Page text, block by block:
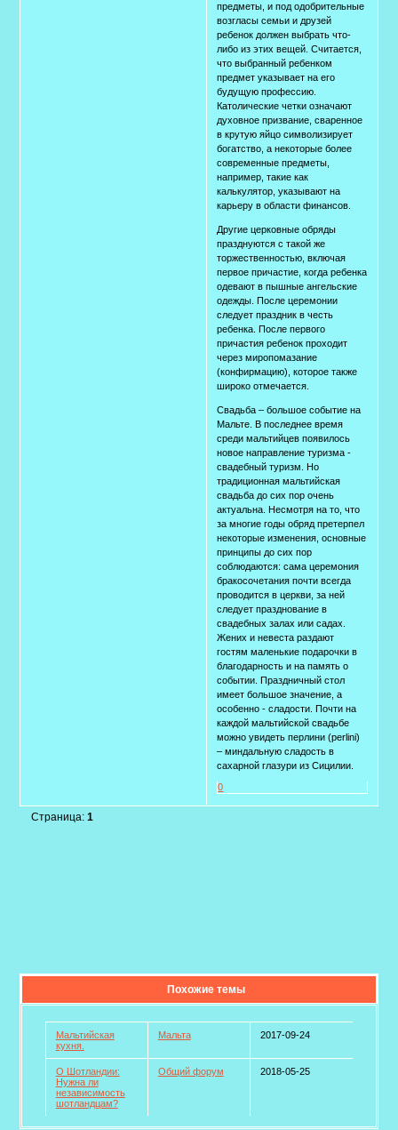
предметы, и под одобрительные
возгласы семьи и друзей
ребенок должен выбрать что-
либо из этих вещей. Считается,
что выбранный ребенком
предмет указывает на его
будущую профессию.
Католические четки означают
духовное призвание, сваренное
в крутую яйцо символизирует
богатство, а некоторые более
современные предметы,
например, такие как
калькулятор, указывают на
карьеру в области финансов.
Другие церковные обряды
празднуются с такой же
торжественностью, включая
первое причастие, когда ребенка
одевают в пышные ангельские
одежды. После церемонии
следует праздник в честь
ребенка. После первого
причастия ребенок проходит
через миропомазание
(конфирмацию), которое также
широко отмечается.
Свадьба – большое событие на
Мальте. В последнее время
среди мальтийцев появилось
новое направление туризма -
свадебный туризм. Но
традиционная мальтийская
свадьба до сих пор очень
актуальна. Несмотря на то, что
за многие годы обряд претерпел
некоторые изменения, основные
принципы до сих пор
соблюдаются: сама церемония
бракосочетания почти всегда
проводится в церкви, за ней
следует празднование в
свадебных залах или садах.
Жених и невеста раздают
гостям маленькие подарочки в
благодарность и на память о
событии. Праздничный стол
имеет большое значение, а
особенно - сладости. Почти на
каждой мальтийской свадьбе
можно увидеть перлини (perlini)
– миндальную сладость в
сахарной глазури из Сицилии.
0
Страница: 1
Похожие темы
Мальтийская
кухня.
Мальта 2017-09-24
О Шотландии:
Нужна ли
независимость
шотландцам?
Общий форум 2018-05-25